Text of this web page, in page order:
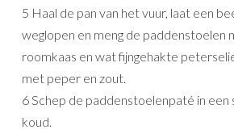
5 Haal de pan van het vuur, laat een
weglopen en meng de paddenstoelen
roomkaas en wat fijngehakte
met peper en zout.
6 Schep de paddenstoelenpaté in een
koud.